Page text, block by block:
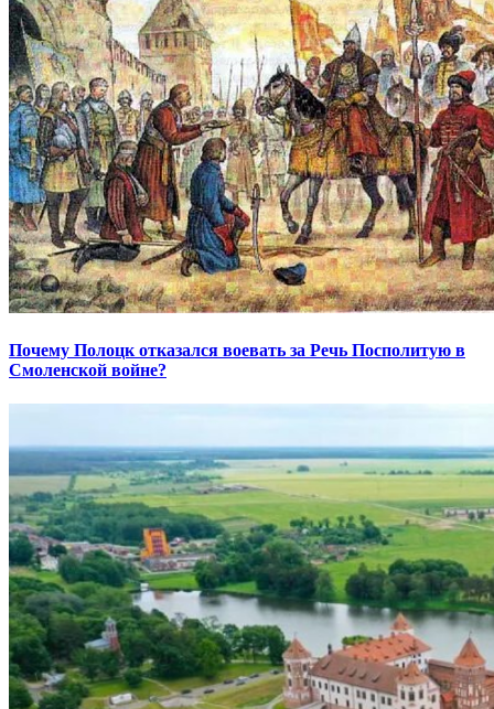
Почему Полоцк отказался воевать за Речь Посполитую в
Смоленской войне?